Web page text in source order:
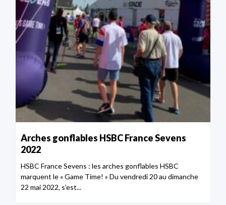
Arches gonflables HSBC France Sevens
2022
HSBC France Sevens : les arches gonflables HSBC
marquent le « Game Time! » Du vendredi 20 au dimanche
22 mai 2022, s’est...